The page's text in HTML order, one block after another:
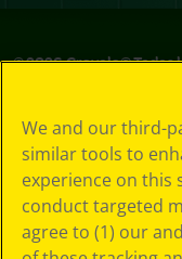
©2026Crayola® Todos
de privacidad
Política de
privacidad
Términos de SMS
GDPR
Aviso de
We and our third-
similar tools to
experience on this
conduct targeted
agree to (1) our